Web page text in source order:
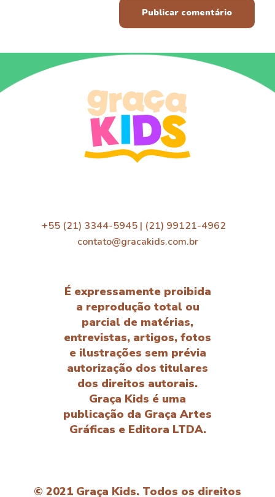
+55 (21) 3344-5945 | (21) 99121-4962
contato@gracakids.com.br
É expressamente proibida
a reprodução total ou
parcial de matérias,
entrevistas, artigos, fotos
e ilustrações sem prévia
autorização dos titulares
dos direitos autorais.
Graça Kids é uma
publicação da Graça Artes
Gráficas e Editora LTDA.
© 2021 Graça Kids. Todos os direitos